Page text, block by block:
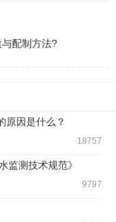
配制方法?
原因是什么？
18757
监测技术规范》
9797